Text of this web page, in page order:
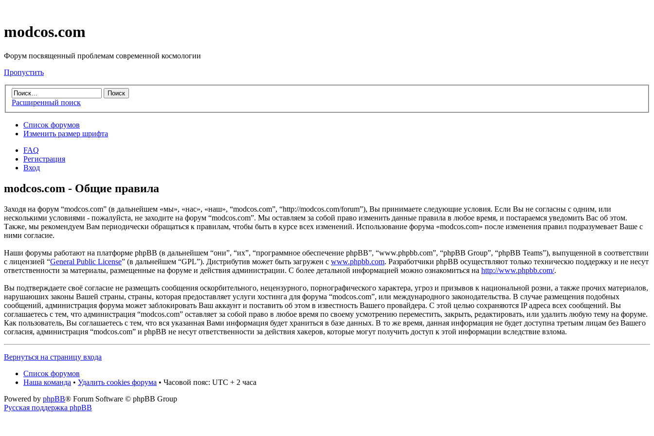
modcos.com
Форум посвященный проблемам современной космологии
Пропустить
Расширенный поиск
Список форумов
Изменить размер шрифта
FAQ
Регистрация
Вход
modcos.com - Общие правила
Заходя на форум “modcos.com” (в дальнейшем «мы», «нас», «наш», “modcos.com”, “http://modcos.com/forum”), Вы принимаете следующие условия. Если Вы не согласны с одним, или
несколькими условиями - пожалуйста, не заходите на форум “modcos.com”. Мы оставляем за собой право изменить данные правила в любое время, и постараемся уведомить Вас об этом.
Также, мы рекомендуем Вам периодически обращаться к правилам, чтобы быть в курсе всех изменений. Использование форума «modcos.com» после изменения правил подразумевает Ваше с
ними согласие.
Наши форумы работают на платформе phpBB (в дальнейшем “они”, “их”, “программное обеспечение phpBB”, “www.phpbb.com”, “phpBB Group”, “phpBB Teams”), выпущенной в соответствии
с лицензией “General Public License” (в дальнейшем “GPL”). Дистрибутив может быть загружен с www.phpbb.com. Разработчики phpBB осуществляют только техническю поддержку и не несут
ответственности за материалы, размещенные на форуме и действия администрации. С более детальной информацией можно ознакомиться на http://www.phpbb.com/.
Вы подтверждаете своё согласие не размещать сообщения оскорбительного, нецензурного, порнографического характера, угроз и призывов к национальной розни, а также прочих материалов,
нарушаюших законы Вашей страны, страны, которая предоставляет услуги хостинга для форума “modcos.com”, или международного законодательства. В случае размещения подобных
сообщений, администрация форума может заблокировать Ваш аккаунт и поставить об этом в известность Вашего провайдера. С этой целью сохраняются IP адреса всех сообщений. Вы
соглашаетесь с тем, что администрация “modcos.com” оставляет за собой право в любое время по своему усмотрению переместить, закрыть, редактировать, или удалить любую тему на форуме.
Как пользователь, Вы соглашаетесь с тем, что вся указанная Вами информация будет храниться в базе данных. В то же время, данная информация не будет доступна третьим лицам без Вашего
согласия, администрация “modcos.com” и phpBB не несут ответственности за действия хакеров, которые могут получить доступ к этой информации вследствие взлома.
Вернуться на страницу входа
Список форумов
Наша команда • Удалить cookies форума • Часовой пояс: UTC + 2 часа
Powered by phpBB® Forum Software © phpBB Group
Русская поддержка phpBB